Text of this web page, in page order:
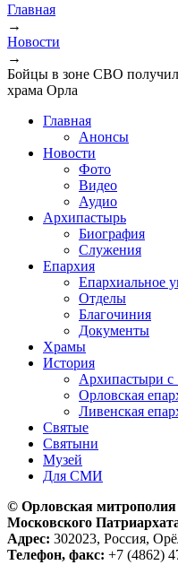
Главная
→
Новости
→
Бойцы в зоне СВО
храма Орла
Главная
Анонсы
Новости
Фото
Видео
Аудио
Архипастырь
Биография
Служения
Епархия
Епархиальное
Отделы
Благочиния
Документы
Храмы
История
Архипастыри с
Орловская
Ливенская
Святые
Святыни
Музей
Для СМИ
© Орловская
Московского
Адрес: 302023, Россия,
Телефон, факс: +7 (4862)